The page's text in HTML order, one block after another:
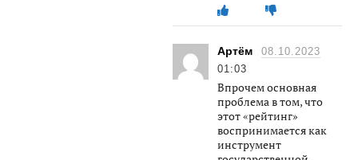
Артём
08.10.2023
01:03
Впрочем основная
проблема в том, что
этот «рейтинг»
воспринимается как
инструмент